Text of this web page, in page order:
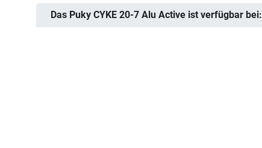
Das Puky CYKE 20-7 Alu Active ist verfügbar bei: